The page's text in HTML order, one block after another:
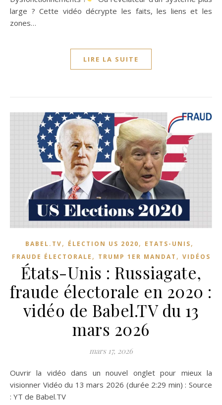
large ? Cette vidéo décrypte les faits, les liens et les
zones…
LIRE LA SUITE
BABEL.TV, ÉLECTION US 2020, ETATS-UNIS,
FRAUDE ÉLECTORALE , TRUMP 1ER MANDAT , VIDÉOS
États-Unis : Russiagate,
fraude électorale en 2020 :
vidéo de Babel.TV du 13
mars 2026
mars 17, 2026
Ouvrir la vidéo dans un nouvel onglet pour mieux la
visionner Vidéo du 13 mars 2026 (durée 2:29 min) : Source
: YT de Babel.TV